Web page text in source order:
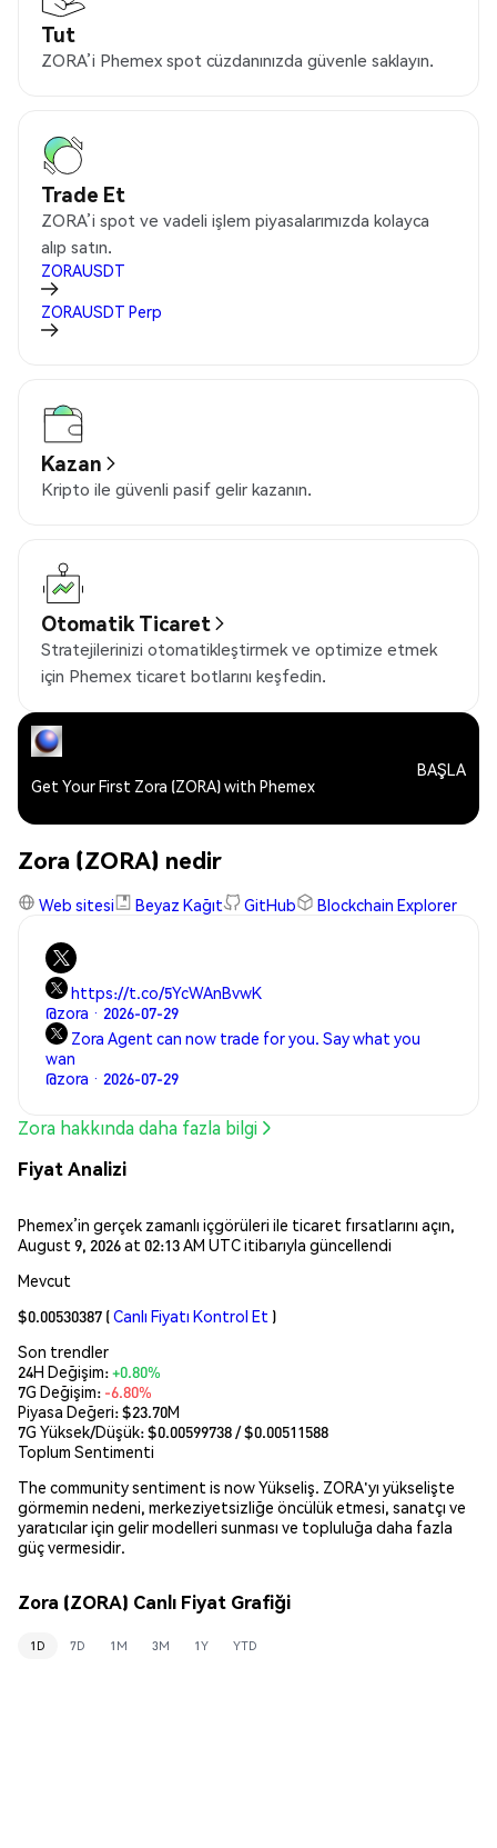
Tut
ZORA’i Phemex spot cüzdanınızda güvenle saklayın.
Trade Et
ZORA’i spot ve vadeli işlem piyasalarımızda kolayca
alıp satın.
ZORAUSDT
ZORAUSDT Perp
Kazan
Kripto ile güvenli pasif gelir kazanın.
Otomatik Ticaret
Stratejilerinizi otomatikleştirmek ve optimize etmek
için Phemex ticaret botlarını keşfedin.
Get Your First Zora (ZORA) with Phemex
BAŞLA
Zora (ZORA) nedir
Web sitesi Beyaz Kağıt GitHub Blockchain Explorer
https://t.co/5YcWAnBvwK
@zora · 2026-07-29
Zora Agent can now trade for you. Say what you
wan
@zora · 2026-07-29
Zora hakkında daha fazla bilgi
Fiyat Analizi
Phemex’in gerçek zamanlı içgörüleri ile ticaret fırsatlarını açın,
August 9, 2026 at 02:13 AM UTC itibarıyla güncellendi
Mevcut
$0.00530387 (Canlı Fiyatı Kontrol Et )
Son trendler
24H Değişim:+0.80%
7G Değişim: -6.80%
Piyasa Değeri:$23.70M
7G Yüksek/Düşük: $0.00599738/ $0.00511588
Toplum Sentimenti
The community sentiment is now Yükseliş. ZORA'yı yükselişte
görmemin nedeni, merkeziyetsizliğe öncülük etmesi, sanatçı ve
yaratıcılar için gelir modelleri sunması ve topluluğa daha fazla
güç vermesidir.
Zora (ZORA) Canlı Fiyat Grafiği
1D 7D 1M 3M 1Y YTD